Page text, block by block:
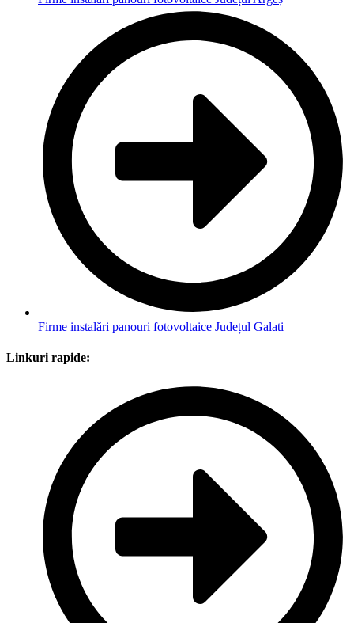
Firme instalări panouri fotovoltaice Județul Galati
Linkuri rapide: